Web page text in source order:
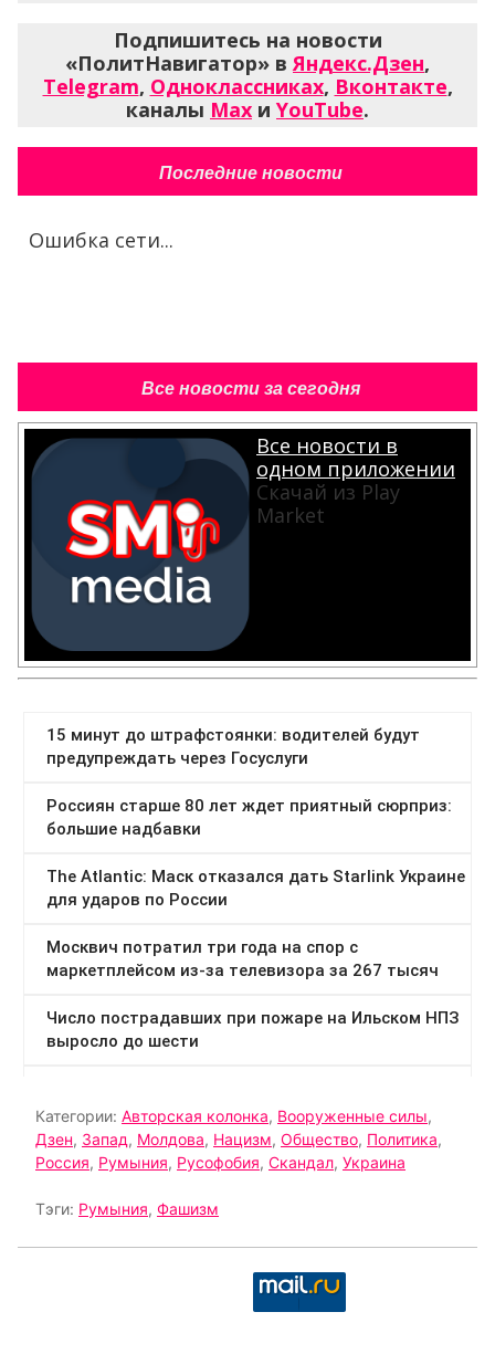
Подпишитесь на новости
«ПолитНавигатор» вЯндекс.Дзен,
Telegram, Одноклассниках, Вконтакте,
каналы Max и YouTube.
Последние новости
Ошибка сети...
Все новости за сегодня
Все новости в
одном приложении
Скачай из Play
Market
Категории: Авторская колонка, Вооруженные силы,
Дзен, Запад, Молдова, Нацизм, Общество, Политика,
Россия, Румыния, Русофобия, Скандал, Украина
Тэги: Румыния, Фашизм